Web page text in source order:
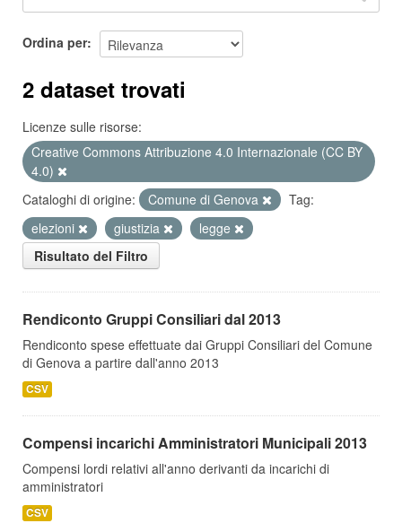
Ordina per
2 dataset trovati
Licenze sulle risorse:
Creative Commons Attribuzione 4.0 Internazionale (CC BY
4.0)
Cataloghi di origine:
Comune di Genova
Tag:
elezioni
giustizia
legge
Risultato del Filtro
Rendiconto Gruppi Consiliari dal 2013
Rendiconto spese effettuate dai Gruppi Consiliari del Comune
di Genova a partire dall'anno 2013
CSV
Compensi incarichi Amministratori Municipali 2013
Compensi lordi relativi all'anno derivanti da incarichi di
amministratori
CSV